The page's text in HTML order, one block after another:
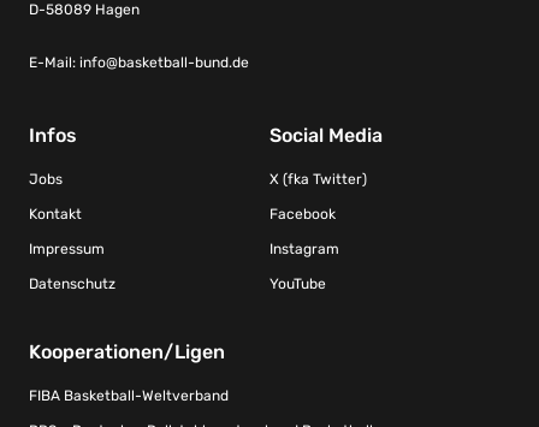
D-58089 Hagen
E-Mail: info@basketball-bund.de
Infos
Jobs
Kontakt
Impressum
Datenschutz
Social Media
X (fka Twitter)
Facebook
Instagram
YouTube
Kooperationen/Ligen
FIBA Basketball-Weltverband